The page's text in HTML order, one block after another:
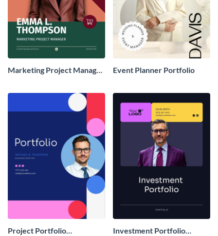
Marketing Project Manager
Event Planner Portfolio
Project Portfolio
Investment Portfolio